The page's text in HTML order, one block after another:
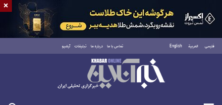
فارسی العربية English تماس با ما درباره ما تبلیغات آرشیو
یکشنبه ۱۸ مرداد ۱۴۰۵
×